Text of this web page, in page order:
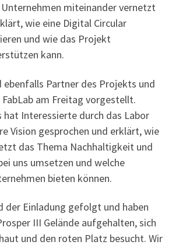
miteinander vernetzt
wie eine Digital Circular
und wie das Projekt
kann.
ebenfalls Partner des Projekts und
FabLab am Freitag vorgestellt.
hat Interessierte durch das Labor
Vision gesprochen und erklärt, wie
das Thema Nachhaltigkeit und
uns umsetzen und welche
bieten können.
der Einladung gefolgt und haben
III Gelände aufgehalten, sich
und den roten Platz besucht. Wir